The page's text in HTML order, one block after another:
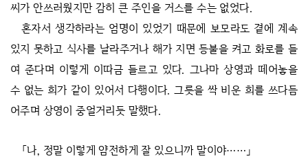
씨가 안쓰러웠지만 감히 큰 주인을 거스를 수는 없었다.
혼자서 생각하라는 엄명이 있었기 때문에 보모라도 곁에 계속
있지 못하고 식사를 날라주거나 해가 지면 등불을 켜고 화로를 들
여 준다며 이렇게 이따금 들르고 있다. 그나마 상영과 떼어놓을
수 없는 희가 같이 있어서 다행이다. 그릇을 싹 비운 희를 쓰다듬
어주며 상영이 중얼거리듯 말했다.
「나, 정말 이렇게 얌전하게 잘 있으니까 말이야……」